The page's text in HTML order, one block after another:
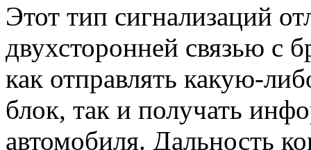
Этот тип сигнализаций
двухсторонней связью с
как отправлять какую-
блок, так и получать
автомобиля. Дальность